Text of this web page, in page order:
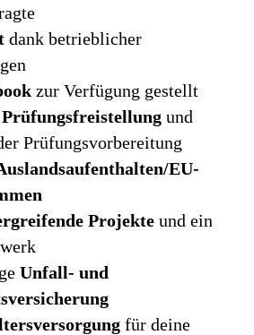
dank betrieblicher
zur Verfügung gestellt
Prüfungsfreistellung und
Prüfungsvorbereitung
EU-
Projekte und ein
Unfall- und
für deine